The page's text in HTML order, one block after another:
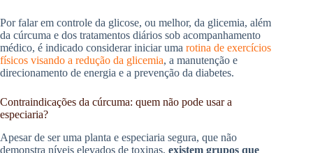
Por falar em controle da glicose, ou melhor, da glicemia, além
da cúrcuma e dos tratamentos diários sob acompanhamento
médico, é indicado considerar iniciar uma rotina de exercícios
físicos visando a redução da glicemia, a manutenção e
direcionamento de energia e a prevenção da diabetes.
Contraindicações da cúrcuma: quem não pode usar a
especiaria?
Apesar de ser uma planta e especiaria segura, que não
demonstra níveis elevados de toxinas, existem grupos que